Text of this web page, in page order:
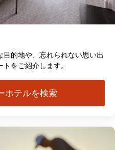
的地や、忘れられない思い出
をご紹介します。
ホテルを検索